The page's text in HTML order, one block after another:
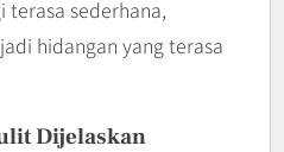
terasa sederhana,
hidangan yang terasa
Dijelaskan